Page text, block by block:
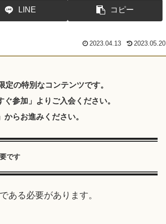
LINE コピー
2023.04.13 2023.05.20
です
ある必要があります。